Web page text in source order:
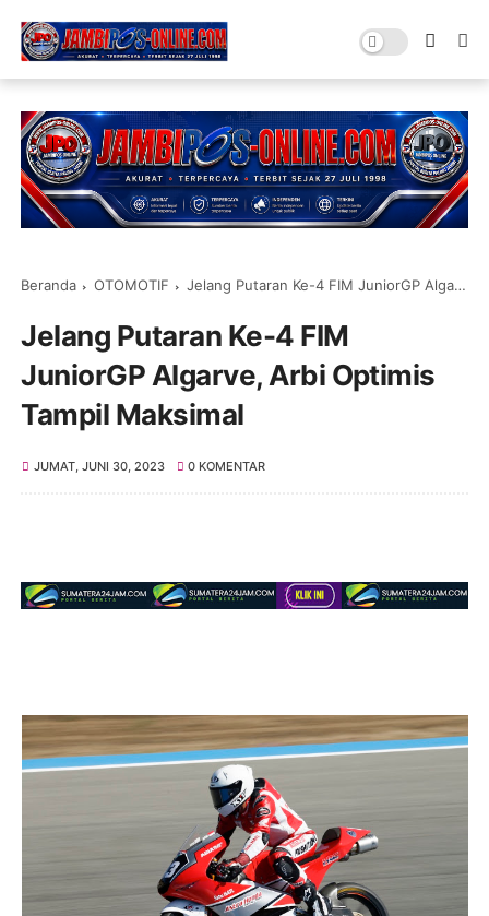
Beranda OTOMOTIF Jelang Putaran Ke-4 FIM JuniorGP Algarve, Arbi Optimis Tampil Maksimal
Jelang Putaran Ke-4 FIM
JuniorGP Algarve, Arbi Optimis
Tampil Maksimal
JUMAT, JUNI 30, 2023 0 KOMENTAR